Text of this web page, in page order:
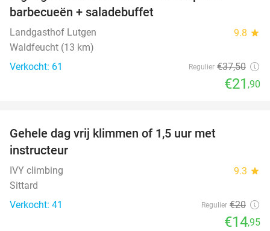
barbecueën + saladebuffet
Landgasthof Lutgen 9.8 star
Waldfeucht (13 km)
Verkocht: 61
Regulier €37,50
€21 ,90
Gehele dag vrij klimmen of 1,5 uur met
instructeur
IVY climbing 9.3 star
Sittard
Verkocht: 41
Regulier €20
€14,95